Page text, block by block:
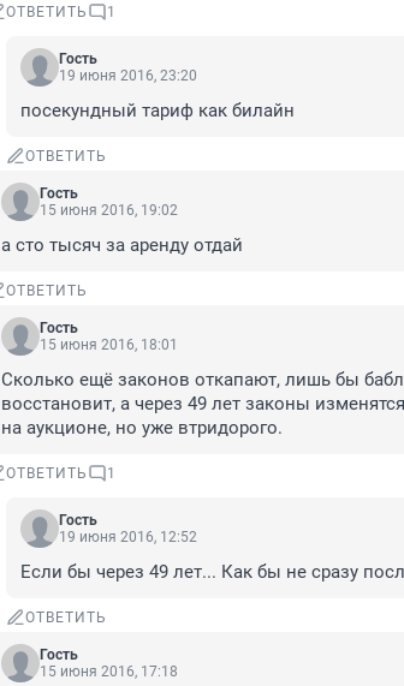
ОТВЕТИТЬ 1
Гость
19 июня 2016, 23:20
посекундный тариф как билайн
ОТВЕТИТЬ
Гость
15 июня 2016, 19:02
а сто тысяч за аренду отдай
ОТВЕТИТЬ
Гость
15 июня 2016, 18:01
Сколько ещё законов откапают, лишь бы
восстановит, а через 49 лет законы
на аукционе, но уже втридорого.
ОТВЕТИТЬ 1
Гость
19 июня 2016, 12:52
Если бы через 49 лет... Как бы не сразу
ОТВЕТИТЬ
Гость
15 июня 2016, 17:18